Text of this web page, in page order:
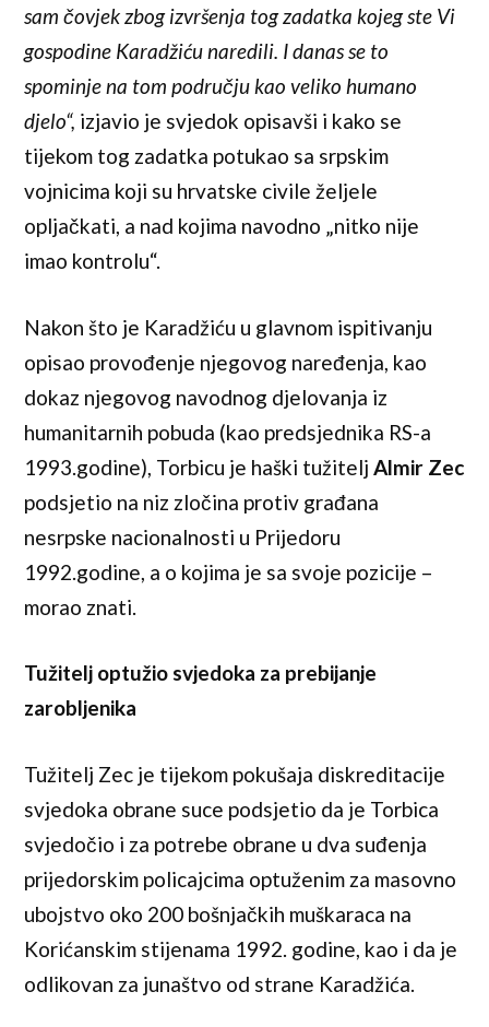
sam čovjek zbog izvršenja tog zadatka kojeg ste Vi
gospodine Karadžiću naredili. I danas se to
spominje na tom području kao veliko humano
djelo“, izjavio je svjedok opisavši i kako se
tijekom tog zadatka potukao sa srpskim
vojnicima koji su hrvatske civile željele
opljačkati, a nad kojima navodno „nitko nije
imao kontrolu“.
Nakon što je Karadžiću u glavnom ispitivanju
opisao provođenje njegovog naređenja, kao
dokaz njegovog navodnog djelovanja iz
humanitarnih pobuda (kao predsjednika RS-a
1993.godine), Torbicu je haški tužitelj Almir Zec
podsjetio na niz zločina protiv građana
nesrpske nacionalnosti u Prijedoru
1992.godine, a o kojima je sa svoje pozicije –
morao znati.
Tužitelj optužio svjedoka za prebijanje
zarobljenika
Tužitelj Zec je tijekom pokušaja diskreditacije
svjedoka obrane suce podsjetio da je Torbica
svjedočio i za potrebe obrane u dva suđenja
prijedorskim policajcima optuženim za masovno
ubojstvo oko 200 bošnjačkih muškaraca na
Korićanskim stijenama 1992. godine, kao i da je
odlikovan za junaštvo od strane Karadžića.